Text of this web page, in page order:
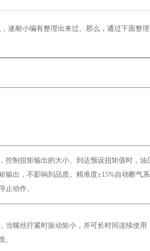
速耐小编有整理出来过。那么，通过下面整
控制扭矩输出的大小。到达预设扭矩值时，油
输出，不影响到品质。精准度±15%自动断气
止动作。
当螺丝拧紧时振动矩小，并可长时间连续使用
。